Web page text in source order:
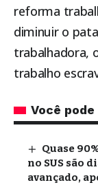
reforma
diminuir o
trabalhadora,
trabalho
Você
Quase
no SUS são
avançado,